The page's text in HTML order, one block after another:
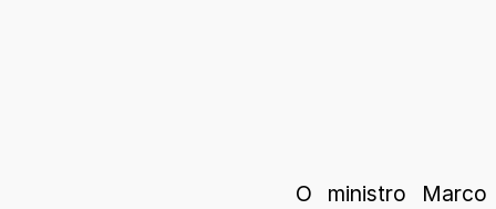
O ministro Marco